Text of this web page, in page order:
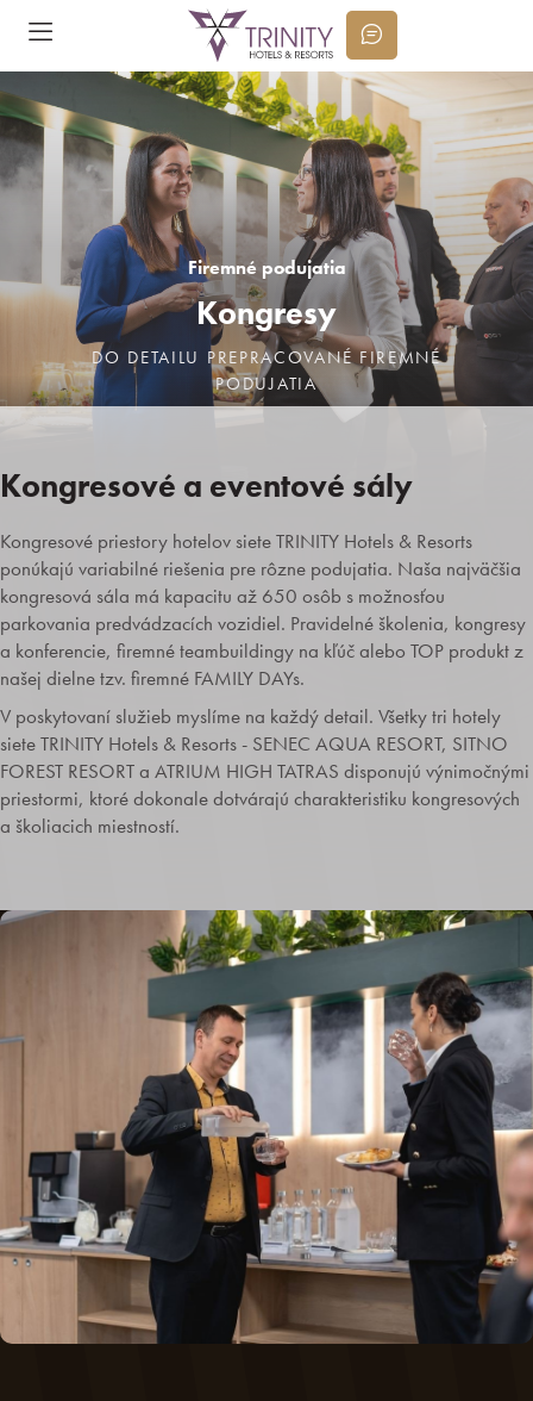
Firemné podujatia
Kongresy
DO DETAILU PREPRACOVANÉ FIREMNÉ
PODUJATIA
Kongresové a eventové sály
Kongresové priestory hotelov siete TRINITY Hotels & Resorts
ponúkajú variabilné riešenia pre rôzne podujatia. Naša najväčšia
kongresová sála má kapacitu až 650 osôb s možnosťou
parkovania predvádzacích vozidiel. Pravidelné školenia, kongresy
a konferencie, firemné teambuildingy na kľúč alebo TOP produkt z
našej dielne tzv. firemné FAMILY DAYs.
V poskytovaní služieb myslíme na každý detail. Všetky tri hotely
siete TRINITY Hotels & Resorts - SENEC AQUA RESORT, SITNO
FOREST RESORT a ATRIUM HIGH TATRAS disponujú výnimočnými
priestormi, ktoré dokonale dotvárajú charakteristiku kongresových
a školiacich miestností.